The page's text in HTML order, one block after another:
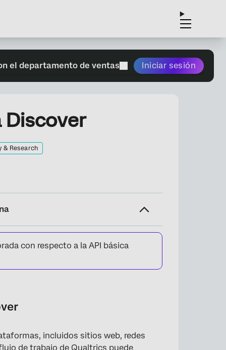
el departamento de ventas Iniciar sesión
Discover
& Research
con respecto a la API básica
incluidos sitios web, redes
de trabajo de Qualtrics puede